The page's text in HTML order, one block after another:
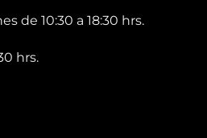
de 10:30 a 18:30 hrs.
hrs.